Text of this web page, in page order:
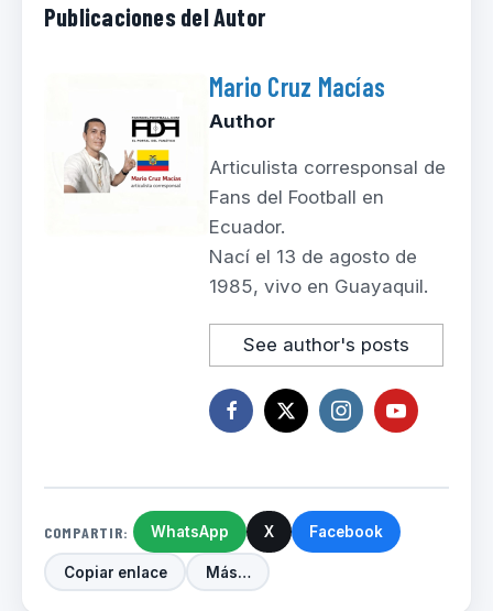
Publicaciones del Autor
Mario Cruz Macías
Author
Articulista corresponsal de
Fans del Football en
Ecuador.
Nací el 13 de agosto de
1985, vivo en Guayaquil.
See author's posts
COMPARTIR: WhatsApp X Facebook
Copiar enlace Más…